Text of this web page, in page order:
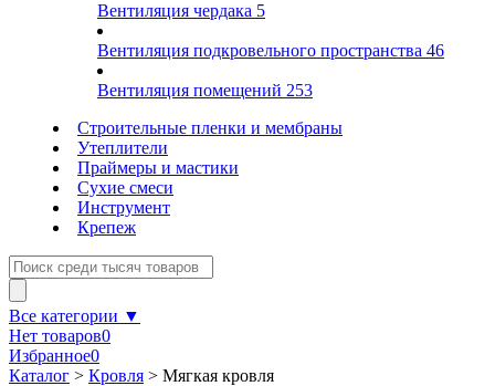
Вентиляция чердака 5
Вентиляция подкровельного пространства 46
Вентиляция помещений 253
Строительные пленки и мембраны
Утеплители
Праймеры и мастики
Сухие смеси
Инструмент
Крепеж
Все категории ▼
Нет товаров0
Избранное0
Каталог > Кровля > Мягкая кровля